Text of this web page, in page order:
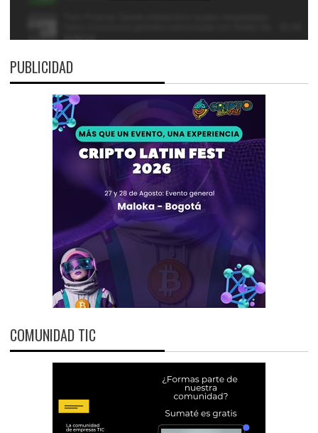
PUBLICIDAD
COMUNIDAD TIC